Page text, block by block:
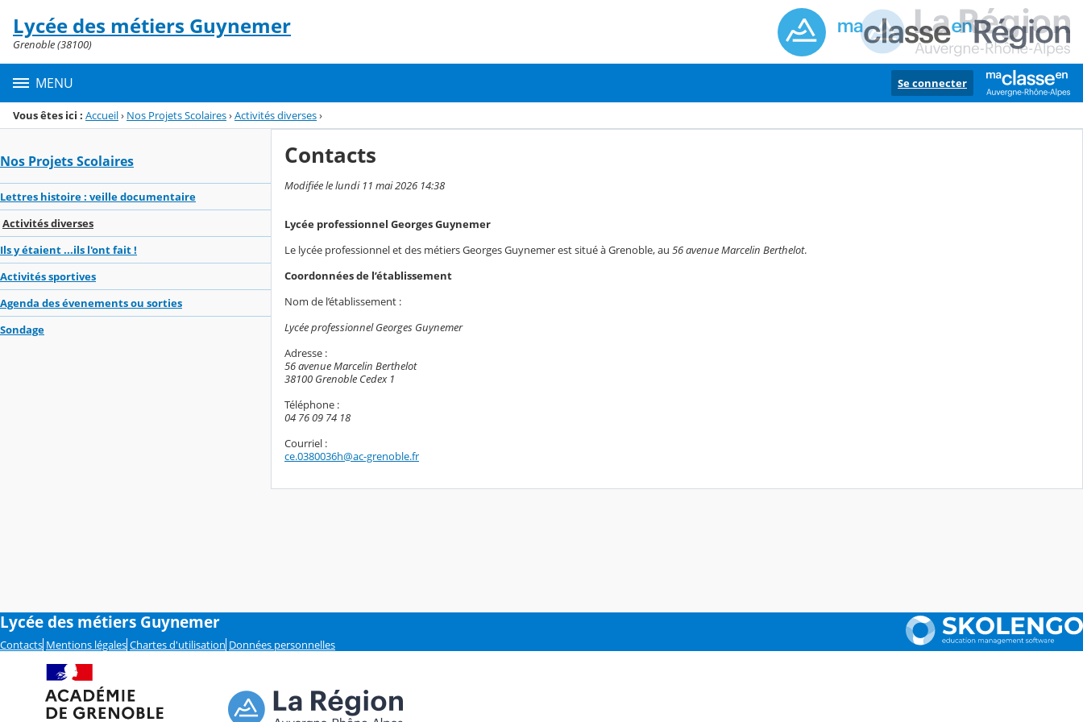
Menu de la rubrique
Contenu
Lycée des métiers Guynemer
Grenoble (38100)
MENU Se connecter
Vous êtes ici : Accueil› Nos Projets Scolaires›Activités diverses›
Nos Projets Scolaires
Lettres histoire : veille documentaire
Activités diverses
Ils y étaient ...ils l'ont fait !
Activités sportives
Agenda des évenements ou sorties
Sondage
Contacts
Modifiée le lundi 11 mai 2026 14:38
Lycée professionnel Georges Guynemer
Le lycée professionnel et des métiers Georges Guynemer est situé à Grenoble, au 56 avenue Marcelin Berthelot.
Coordonnées de l’établissement
Nom de l’établissement :
Lycée professionnel Georges Guynemer
Adresse :
56 avenue Marcelin Berthelot
38100 Grenoble Cedex 1
Téléphone :
04 76 09 74 18
Courriel :
ce.0380036h@ac-grenoble.fr
Lycée des métiers Guynemer
Contacts Mentions légales Chartes d'utilisation Données personnelles